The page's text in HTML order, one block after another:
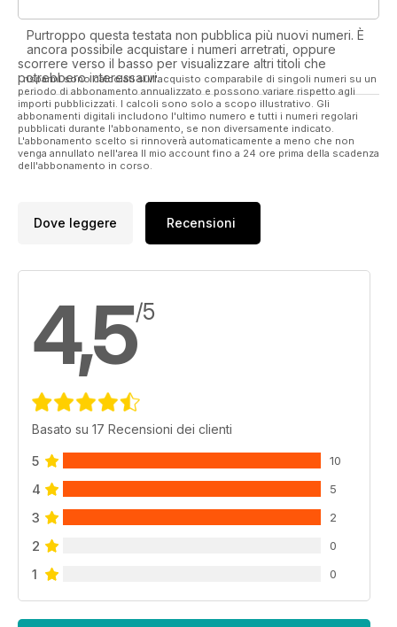
Purtroppo questa testata non pubblica più nuovi numeri. È
ancora possibile acquistare i numeri arretrati, oppure
scorrere verso il basso per visualizzare altri titoli che
potrebbero interessarvi.
I risparmi sono calcolati sull'acquisto comparabile di singoli numeri su un
periodo di abbonamento annualizzato e possono variare rispetto agli
importi pubblicizzati. I calcoli sono solo a scopo illustrativo. Gli
abbonamenti digitali includono l'ultimo numero e tutti i numeri regolari
pubblicati durante l'abbonamento, se non diversamente indicato.
L'abbonamento scelto si rinnoverà automaticamente a meno che non
venga annullato nell'area Il mio account fino a 24 ore prima della scadenza
dell'abbonamento in corso.
Dove leggere Recensioni
4,5/5
Basato su 17 Recensioni dei clienti
5 10
4 5
3 2
2 0
1 0